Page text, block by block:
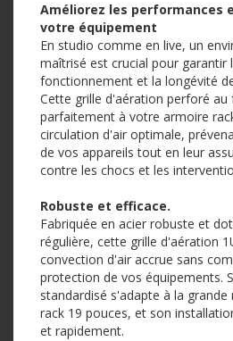
Améliorez les performances
votre équipement
En studio comme en live, un
maîtrisé est crucial pour garantir
fonctionnement et la longévité
Cette grille d'aération perforé
parfaitement à votre armoire
circulation d'air optimale,
de vos appareils tout en leur
contre les chocs et les
Robuste et efficace.
Fabriquée en acier robuste et
régulière, cette grille d'aération
convection d'air accrue sans
protection de vos équipements.
standardisé s'adapte à la
rack 19 pouces, et son
et rapidement.